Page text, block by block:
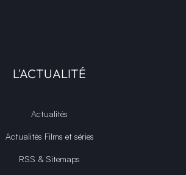
L'ACTUALITÉ
Actualités
Actualités Films et séries
RSS & Sitemaps